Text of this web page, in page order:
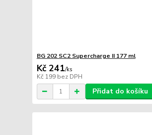
BG 202 SC2 Supercharge II 177 ml
Kč 241/ks
Kč 199 bez DPH
Přidat do košíku